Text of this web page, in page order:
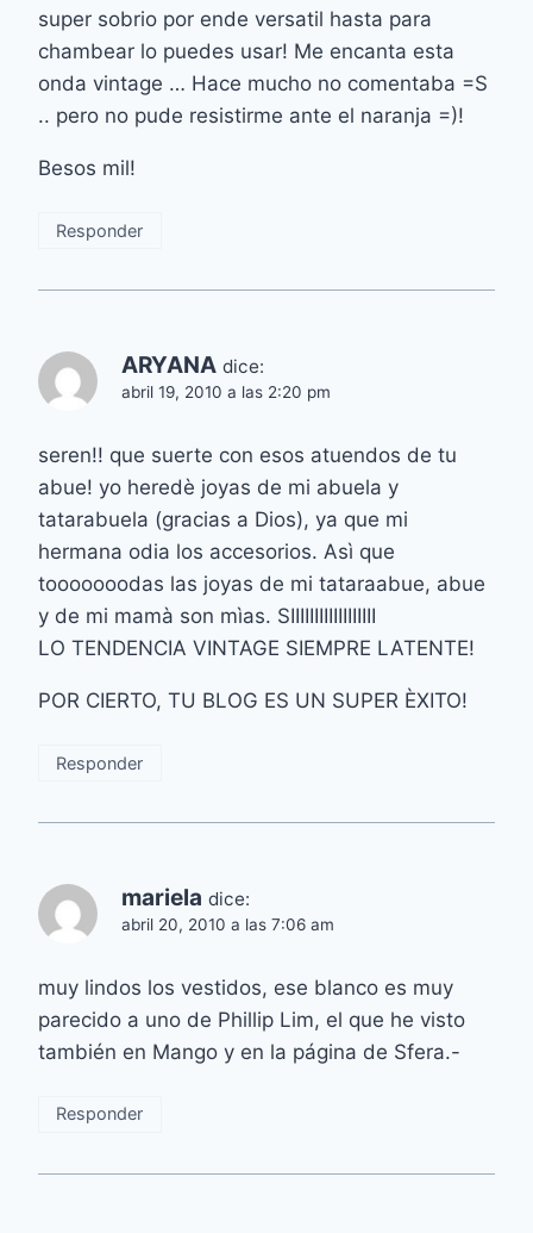
super sobrio por ende versatil hasta para
chambear lo puedes usar! Me encanta esta
onda vintage … Hace mucho no comentaba =S
.. pero no pude resistirme ante el naranja =)!
Besos mil!
Responder
ARYANA dice:
abril 19, 2010 a las 2:20 pm
seren!! que suerte con esos atuendos de tu
abue! yo heredè joyas de mi abuela y
tatarabuela (gracias a Dios), ya que mi
hermana odia los accesorios. Asì que
tooooooodas las joyas de mi tataraabue, abue
y de mi mamà son mìas. SIIIIIIIIIIIIIIIIII
LO TENDENCIA VINTAGE SIEMPRE LATENTE!
POR CIERTO, TU BLOG ES UN SUPER ÈXITO!
Responder
mariela dice:
abril 20, 2010 a las 7:06 am
muy lindos los vestidos, ese blanco es muy
parecido a uno de Phillip Lim, el que he visto
también en Mango y en la página de Sfera.-
Responder